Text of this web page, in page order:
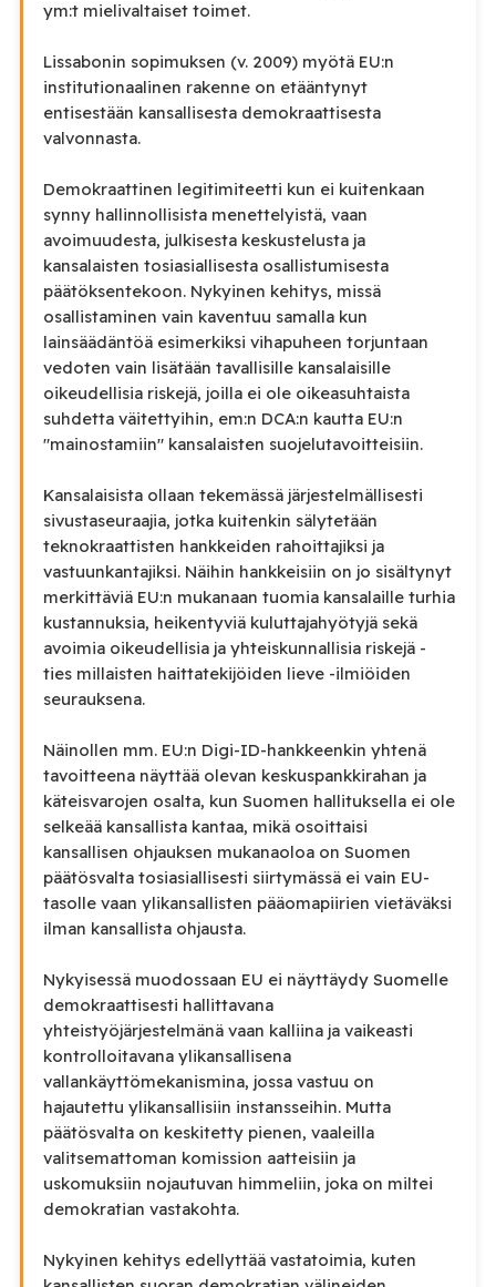
ym:t mielivaltaiset toimet.
Lissabonin sopimuksen (v. 2009) myötä EU:n
institutionaalinen rakenne on etääntynyt
entisestään kansallisesta demokraattisesta
valvonnasta.
Demokraattinen legitimiteetti kun ei kuitenkaan
synny hallinnollisista menettelyistä, vaan
avoimuudesta, julkisesta keskustelusta ja
kansalaisten tosiasiallisesta osallistumisesta
päätöksentekoon. Nykyinen kehitys, missä
osallistaminen vain kaventuu samalla kun
lainsäädäntöä esimerkiksi vihapuheen torjuntaan
vedoten vain lisätään tavallisille kansalaisille
oikeudellisia riskejä, joilla ei ole oikeasuhtaista
suhdetta väitettyihin, em:n DCA:n kautta EU:n
"mainostamiin" kansalaisten suojelutavoitteisiin.
Kansalaisista ollaan tekemässä järjestelmällisesti
sivustaseuraajia, jotka kuitenkin sälytetään
teknokraattisten hankkeiden rahoittajiksi ja
vastuunkantajiksi. Näihin hankkeisiin on jo sisältynyt
merkittäviä EU:n mukanaan tuomia kansalaille turhia
kustannuksia, heikentyviä kuluttajahyötyjä sekä
avoimia oikeudellisia ja yhteiskunnallisia riskejä -
ties millaisten haittatekijöiden lieve -ilmiöiden
seurauksena.
Näinollen mm. EU:n Digi-ID-hankkeenkin yhtenä
tavoitteena näyttää olevan keskuspankkirahan ja
käteisvarojen osalta, kun Suomen hallituksella ei ole
selkeää kansallista kantaa, mikä osoittaisi
kansallisen ohjauksen mukanaoloa on Suomen
päätösvalta tosiasiallisesti siirtymässä ei vain EU-
tasolle vaan ylikansallisten pääomapiirien vietäväksi
ilman kansallista ohjausta.
Nykyisessä muodossaan EU ei näyttäydy Suomelle
demokraattisesti hallittavana
yhteistyöjärjestelmänä vaan kalliina ja vaikeasti
kontrolloitavana ylikansallisena
vallankäyttömekanismina, jossa vastuu on
hajautettu ylikansallisiin instansseihin. Mutta
päätösvalta on keskitetty pienen, vaaleilla
valitsemattoman komission aatteisiin ja
uskomuksiin nojautuvan himmeliin, joka on miltei
demokratian vastakohta.
Nykyinen kehitys edellyttää vastatoimia, kuten